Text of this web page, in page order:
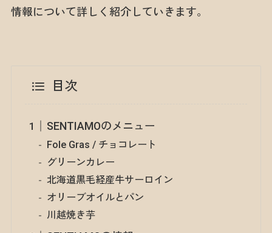
情報について詳しく紹介していきます。
目次
SENTIAMOのメニュー
Fole Gras / チョコレート
グリーンカレー
北海道黒毛経産牛サーロイン
オリーブオイルとパン
川越焼き芋